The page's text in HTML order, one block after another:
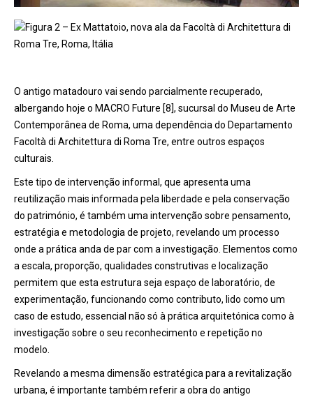
Figura 2 – Ex Mattatoio, nova ala da Facoltà di Architettura di
Roma Tre, Roma, Itália
O antigo matadouro vai sendo parcialmente recuperado,
albergando hoje o MACRO Future [8], sucursal do Museu de Arte
Contemporânea de Roma, uma dependência do Departamento
Facoltà di Architettura di Roma Tre, entre outros espaços
culturais.
Este tipo de intervenção informal, que apresenta uma
reutilização mais informada pela liberdade e pela conservação
do património, é também uma intervenção sobre pensamento,
estratégia e metodologia de projeto, revelando um processo
onde a prática anda de par com a investigação. Elementos como
a escala, proporção, qualidades construtivas e localização
permitem que esta estrutura seja espaço de laboratório, de
experimentação, funcionando como contributo, lido como um
caso de estudo, essencial não só à prática arquitetónica como à
investigação sobre o seu reconhecimento e repetição no
modelo.
Revelando a mesma dimensão estratégica para a revitalização
urbana, é importante também referir a obra do antigo